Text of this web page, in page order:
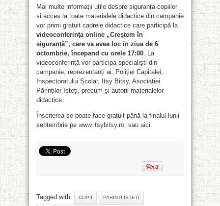
Mai multe informații utile despre siguranța copiilor
și acces la toate materialele didactice din campanie
vor primi gratuit cadrele didactice care participă la
videoconferința online „Creștem în
siguranță”, care va avea loc în ziua de 6
octombrie, începand cu orele 17:00. La
videoconferință vor participa specialiști din
campanie, reprezentanți ai: Poliției Capitalei,
Inspectoratului Școlar, Itsy Bitsy, Asociației
Părinților Isteți, precum și autorii materialelor
didactice.
Înscrierea se poate face gratuit până la finalul lunii
septembrie pe www.itsybitsy.ro sau aici.
Tagged with: COPII PARINTI ISTETI